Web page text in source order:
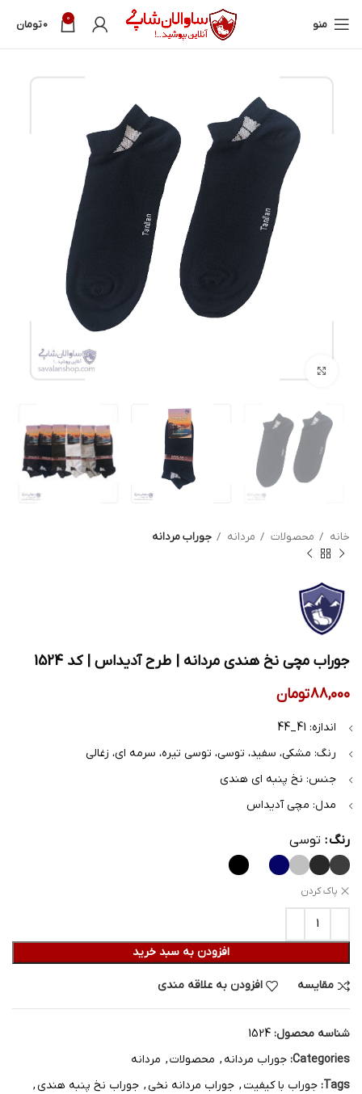
منو 0
0تومان
خانه محصولات مردانه جوراب مردانه
جوراب مچی نخ هندی مردانه | طرح آدیداس | کد 1524
88,000تومان
اندازه: 41_44
رنگ: مشکی، سفید، توسی، توسی تیره، سرمه ای، زغالی
جنس: نخ پنبه ای هندی
مدل: مچی آدیداس
رنگ توسی
پاک کردن
افزودن به سبد خرید
مقایسه افزودن به علاقه مندی
شناسه محصول: 1524
Categories: جوراب مردانه , محصولات, مردانه
Tags: جوراب با کیفیت , جوراب مردانه نخی, جوراب نخ پنبه هندی,